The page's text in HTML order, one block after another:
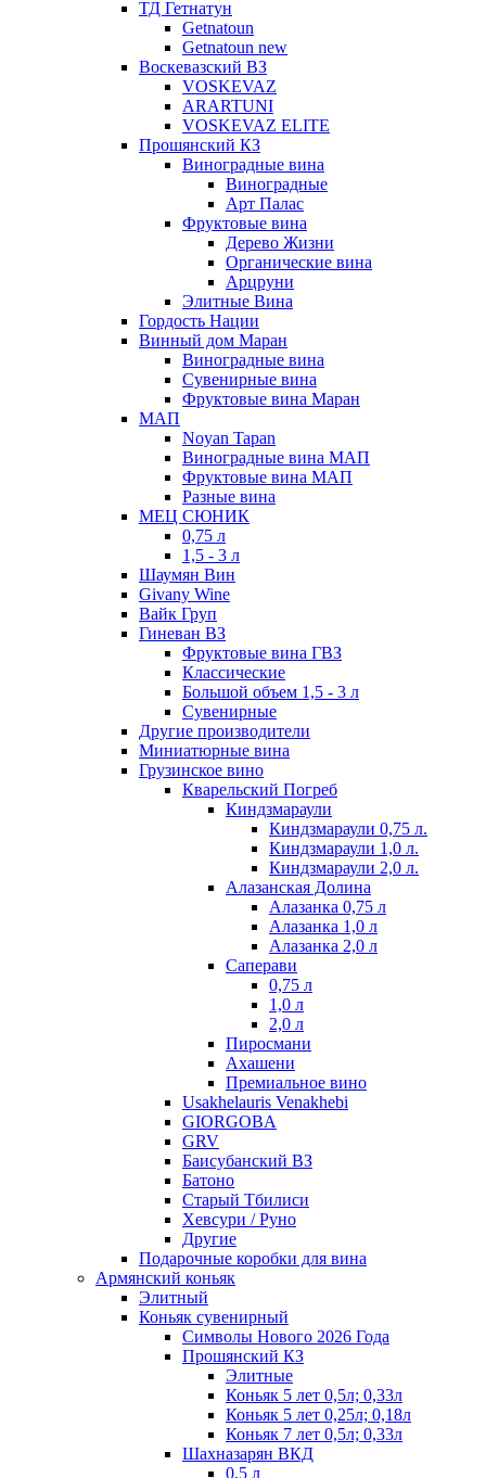
ТД Гетнатун
Getnatoun
Getnatoun new
Воскевазский ВЗ
VOSKEVAZ
ARARTUNI
VOSKEVAZ ELITE
Прошянский КЗ
Виноградные вина
Виноградные
Арт Палас
Фруктовые вина
Дерево Жизни
Органические вина
Арцруни
Элитные Вина
Гордость Нации
Винный дом Маран
Виноградные вина
Сувенирные вина
Фруктовые вина Маран
МАП
Noyan Tapan
Виноградные вина МАП
Фруктовые вина МАП
Разные вина
МЕЦ СЮНИК
0,75 л
1,5 - 3 л
Шаумян Вин
Givany Wine
Вайк Груп
Гиневан ВЗ
Фруктовые вина ГВЗ
Классические
Большой объем 1,5 - 3 л
Сувенирные
Другие производители
Миниатюрные вина
Грузинское вино
Кварельский Погреб
Киндзмараули
Киндзмараули 0,75 л.
Киндзмараули 1,0 л.
Киндзмараули 2,0 л.
Алазанская Долина
Алазанка 0,75 л
Алазанка 1,0 л
Алазанка 2,0 л
Саперави
0,75 л
1,0 л
2,0 л
Пиросмани
Ахашени
Премиальное вино
Usakhelauris Venakhebi
GIORGOBA
GRV
Баисубанский ВЗ
Батоно
Старый Тбилиси
Хевсури / Руно
Другие
Подарочные коробки для вина
Армянский коньяк
Элитный
Коньяк сувенирный
Символы Нового 2026 Года
Прошянский КЗ
Элитные
Коньяк 5 лет 0,5л; 0,33л
Коньяк 5 лет 0,25л; 0,18л
Коньяк 7 лет 0,5л; 0,33л
Шахназарян ВКД
0,5 л